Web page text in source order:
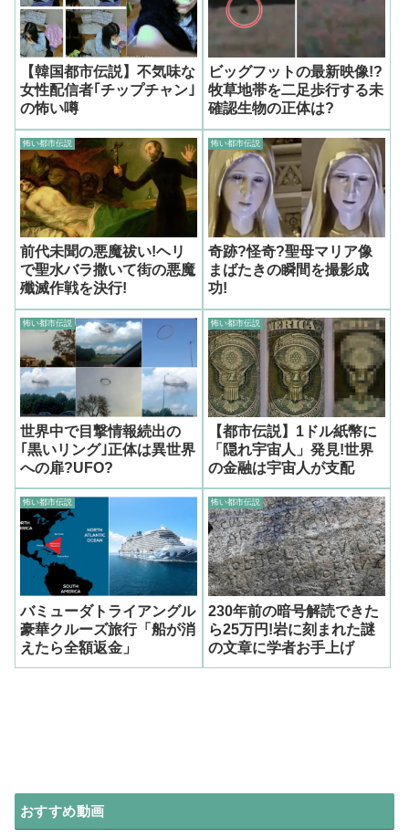
【韓国都市伝説】不気味な
女性配信者｢チップチャン｣
の怖い噂
ビッグフットの最新映像!?
牧草地帯を二足歩行する未
確認生物の正体は?
怖い都市伝説
前代未聞の悪魔祓い!ヘリ
で聖水バラ撒いて街の悪魔
殲滅作戦を決行!
怖い都市伝説
奇跡?怪奇?聖母マリア像
まばたきの瞬間を撮影成
功!
怖い都市伝説
世界中で目撃情報続出の
｢黒いリング｣正体は異世界
への扉?UFO?
怖い都市伝説
【都市伝説】1ドル紙幣に
「隠れ宇宙人」発見!世界
の金融は宇宙人が支配
怖い都市伝説
バミューダトライアングル
豪華クルーズ旅行「船が消
えたら全額返金」
怖い都市伝説
230年前の暗号解読できた
ら25万円!岩に刻まれた謎
の文章に学者お手上げ
おすすめ動画